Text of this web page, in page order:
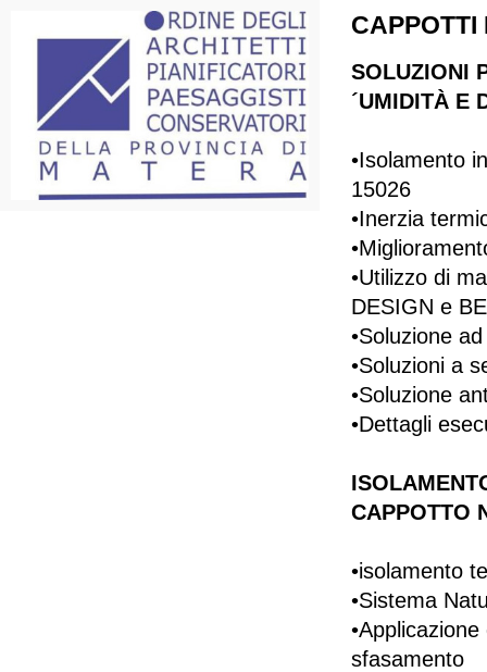
CAPPOTTI
SOLUZIONI
´UMIDITÀ E
•Isolamento
15026
•Inerzia
•Utilizzo di
DESIGN e
•Soluzione
•Soluzioni a
•Soluzione
•Dettagli
CAPPOTTO
•isolamento
•Sistema
sfasamento